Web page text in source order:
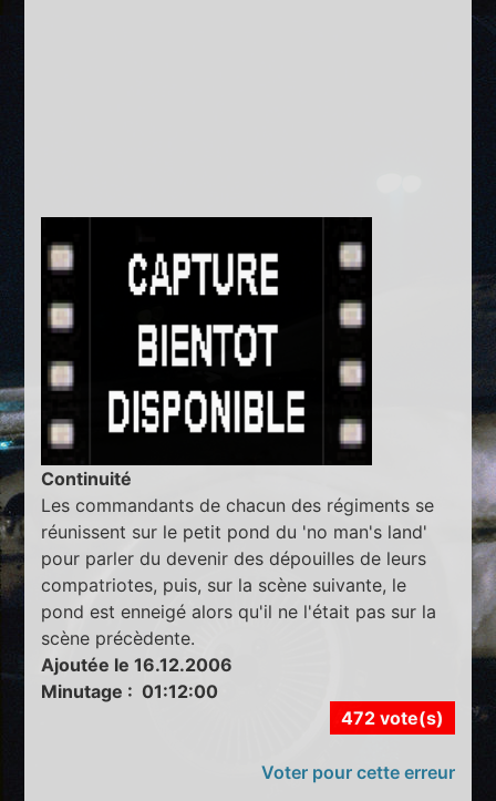
Continuité
Les commandants de chacun des régiments se
réunissent sur le petit pond du 'no man's land'
pour parler du devenir des dépouilles de leurs
compatriotes, puis, sur la scène suivante, le
pond est enneigé alors qu'il ne l'était pas sur la
scène précèdente.
Ajoutée le 16.12.2006
Minutage : 01:12:00
472 vote(s)
Voter pour cette erreur